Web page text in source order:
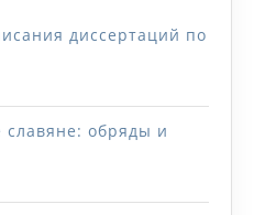
диссертаций по
славяне: обряды и